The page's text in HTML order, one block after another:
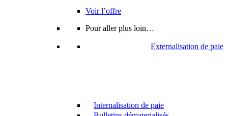
Voir l’offre
Pour aller plus loin…
Externalisation de paie
Internalisation de paie